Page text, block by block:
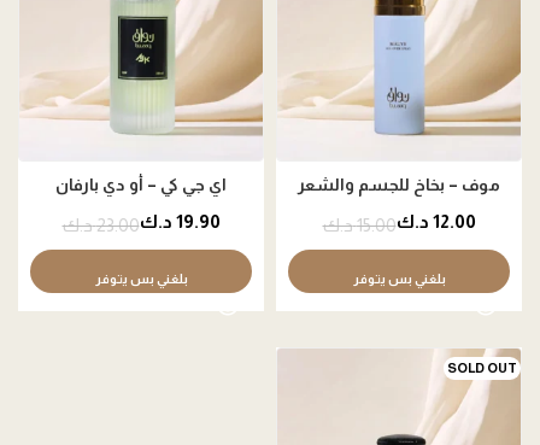
موف – بخاخ للجسم والشعر
15.00د.ك 12.00 د.ك
بلغني بس يتوفر
اي جي كي – أو دي بارفان
23.00د.ك 19.90 د.ك
بلغني بس يتوفر
SOLD OUT